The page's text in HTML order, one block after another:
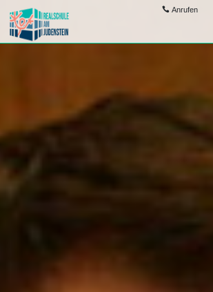
Anrufen